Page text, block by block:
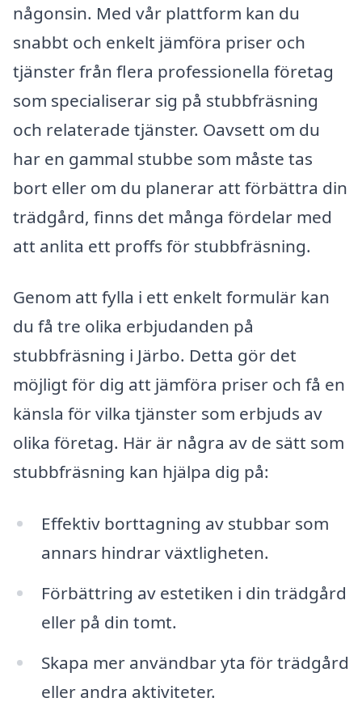
någonsin. Med vår plattform kan du
snabbt och enkelt jämföra priser och
tjänster från flera professionella företag
som specialiserar sig på stubbfräsning
och relaterade tjänster. Oavsett om du
har en gammal stubbe som måste tas
bort eller om du planerar att förbättra din
trädgård, finns det många fördelar med
att anlita ett proffs för stubbfräsning.
Genom att fylla i ett enkelt formulär kan
du få tre olika erbjudanden på
stubbfräsning i Järbo. Detta gör det
möjligt för dig att jämföra priser och få en
känsla för vilka tjänster som erbjuds av
olika företag. Här är några av de sätt som
stubbfräsning kan hjälpa dig på:
Effektiv borttagning av stubbar som
annars hindrar växtligheten.
Förbättring av estetiken i din trädgård
eller på din tomt.
Skapa mer användbar yta för trädgård
eller andra aktiviteter.